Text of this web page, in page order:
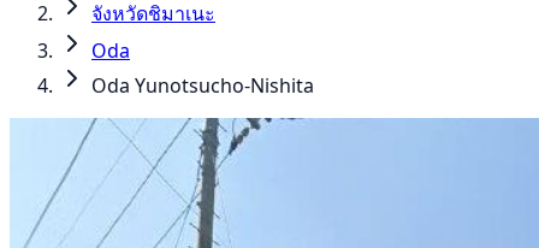
จังหวัดชิมาเนะ
Oda
Oda Yunotsucho-Nishita